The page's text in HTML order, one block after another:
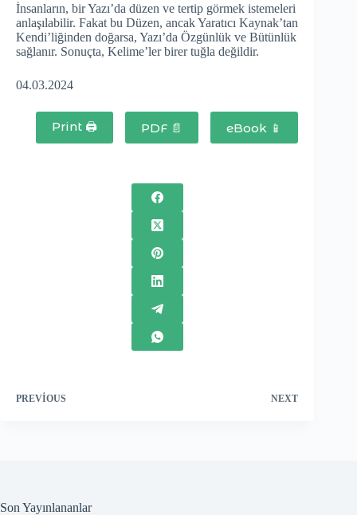
İnsanların, bir Yazı’da düzen ve tertip görmek istemeleri
anlaşılabilir. Fakat bu Düzen, ancak Yaratıcı Kaynak’tan
Kendi’liğinden doğarsa, Yazı’da Özgünlük ve Bütünlük
sağlanır. Sonuçta, Kelime’ler birer tuğla değildir.
04.03.2024
Print 🖨 PDF 📄 eBook 📱
PREVIOUS NEXT
Son Yayınlananlar